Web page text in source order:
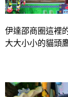
伊達邵商圈這裡
大大小小的貓頭